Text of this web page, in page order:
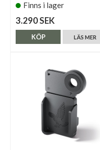
Finns i lager
3.290 SEK
LÄS MER
KÖP